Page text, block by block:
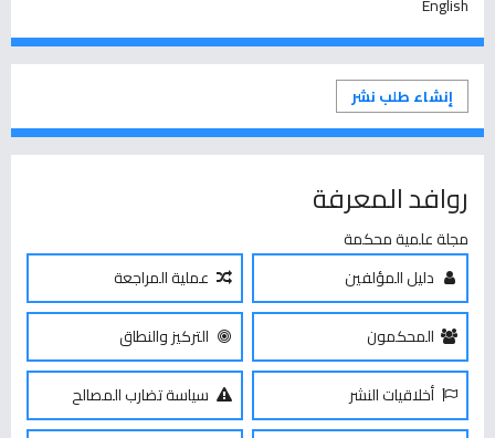
إنشاء طلب نشر
روافد المعرفة
مجلة علمية محكمة
دليل المؤلفين
عملية المراجعة
المحكمون التركيز والنطاق
أخلاقيات النشر سياسة تضارب المصالح